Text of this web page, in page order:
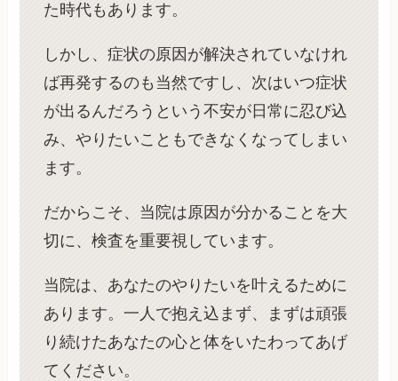
た時代もあります。
しかし、症状の原因が解決されていなけれ
ば再発するのも当然ですし、次はいつ症状
が出るんだろうという不安が日常に忍び込
み、やりたいこともできなくなってしまい
ます。
だからこそ、当院は原因が分かることを大
切に、検査を重要視しています。
当院は、あなたのやりたいを叶えるために
あります。一人で抱え込まず、まずは頑張
り続けたあなたの心と体をいたわってあげ
てください。